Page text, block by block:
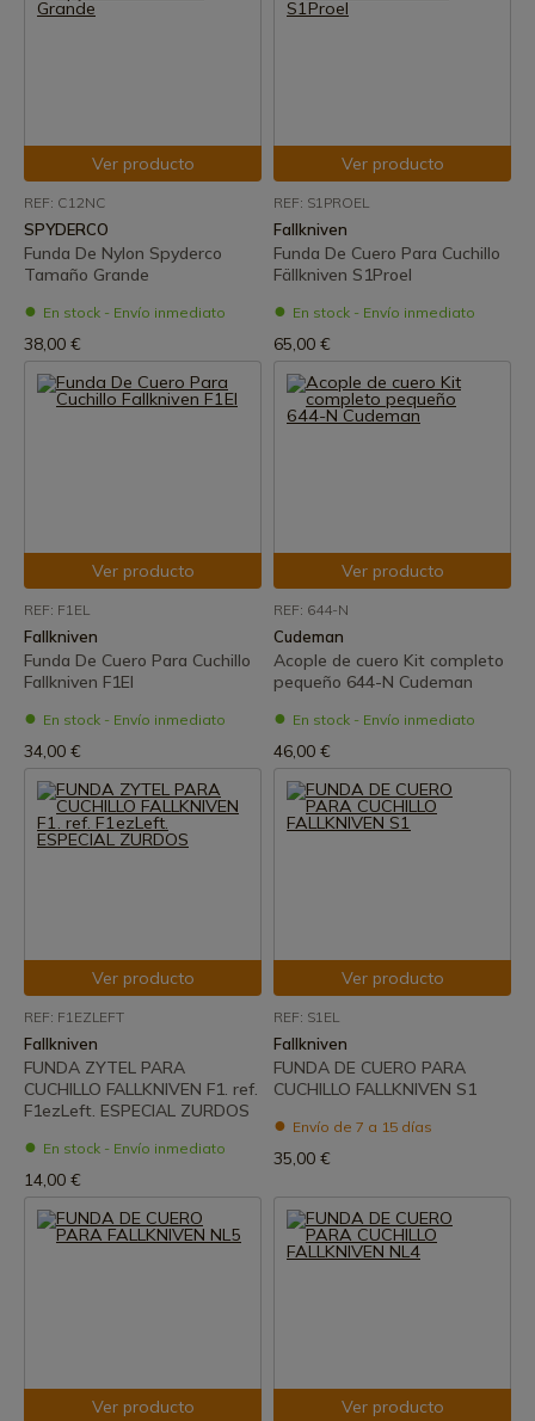
Ver producto
REF: C12NC
SPYDERCO
Funda De Nylon Spyderco
Tamaño Grande
En stock - Envío inmediato
38,00 €
Ver producto
REF: S1PROEL
Fallkniven
Funda De Cuero Para Cuchillo
Fällkniven S1Proel
En stock - Envío inmediato
65,00 €
Ver producto
REF: F1EL
Fallkniven
Funda De Cuero Para Cuchillo
Fallkniven F1El
En stock - Envío inmediato
34,00 €
Ver producto
REF: 644-N
Cudeman
Acople de cuero Kit completo
pequeño 644-N Cudeman
En stock - Envío inmediato
46,00 €
Ver producto
REF: F1EZLEFT
Fallkniven
FUNDA ZYTEL PARA
CUCHILLO FALLKNIVEN F1. ref.
F1ezLeft. ESPECIAL ZURDOS
En stock - Envío inmediato
14,00 €
Ver producto
REF: S1EL
Fallkniven
FUNDA DE CUERO PARA
CUCHILLO FALLKNIVEN S1
Envío de 7 a 15 días
35,00 €
Ver producto Ver producto